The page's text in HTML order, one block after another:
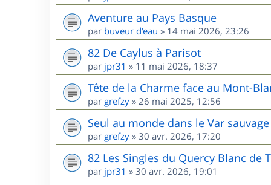
Aventure au Pays Basque
par buveur d'eau » 14 mai 2026, 23:26
82 De Caylus à Parisot
par jpr31 » 11 mai 2026, 18:37
Tête de la Charme face au Mont-
par grefzy » 26 mai 2025, 12:56
Seul au monde dans le Var
par grefzy » 30 avr. 2026, 17:20
82 Les Singles du Quercy Blanc de
par jpr31 » 30 avr. 2026, 19:01